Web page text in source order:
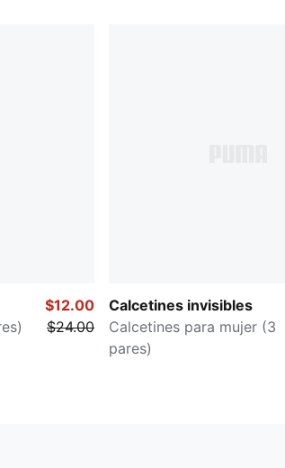
$12.00
$24.00
Calcetines invisibles
Calcetines para mujer (3
pares)